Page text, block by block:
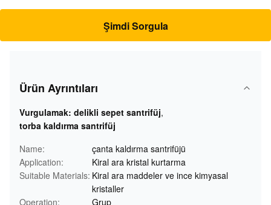
Şimdi Sorgula
Ürün Ayrıntıları
Vurgulamak: delikli sepet santrifüj,
torba kaldırma santrifüj
Name:
çanta kaldırma santrifüjü
Application:
Kiral ara kristal kurtarma
Suitable Materials: Kiral ara maddeler ve ince kimyasal
kristaller
Operation:
Grup